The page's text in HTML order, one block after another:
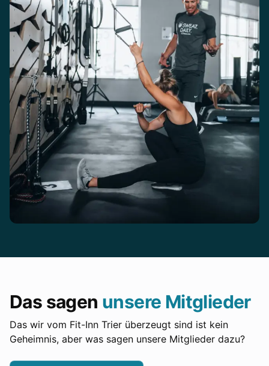
Das sagen unsere Mitglieder
Das wir vom Fit-Inn Trier überzeugt sind ist kein
Geheimnis, aber was sagen unsere Mitglieder dazu?